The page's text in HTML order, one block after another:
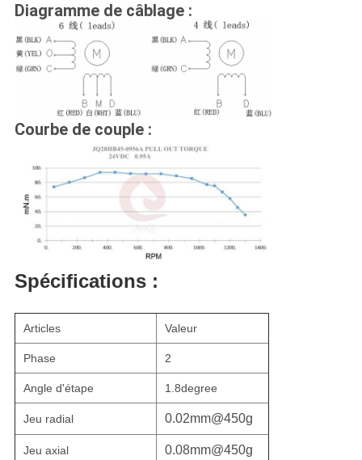
Diagramme de câblage :
Courbe de couple :
Spécifications :
Articles Valeur
Phase 2
Angle d'étape 1.8degree
Jeu radial 0.02mm@450g
Jeu axial 0.08mm@450g